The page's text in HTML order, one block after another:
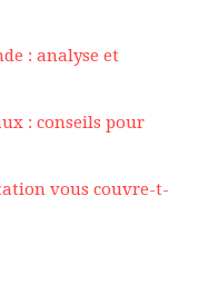
: analyse et
: conseils pour
vous couvre-t-